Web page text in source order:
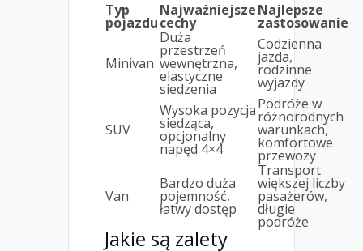
Typ
pojazdu
Najważniejsze
cechy
Najlepsze
zastosowanie
Minivan
Duża
przestrzeń
wewnętrzna,
elastyczne
siedzenia
Codzienna
jazda,
rodzinne
wyjazdy
SUV
Wysoka pozycja
siedząca,
opcjonalny
napęd 4×4
Podróże w
różnorodnych
warunkach,
komfortowe
przewozy
Van
Bardzo duża
pojemność,
łatwy dostęp
Transport
większej liczby
pasażerów,
długie
podróże
Jakie są zalety